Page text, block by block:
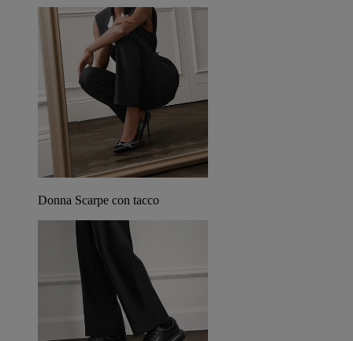
Donna Scarpe con tacco